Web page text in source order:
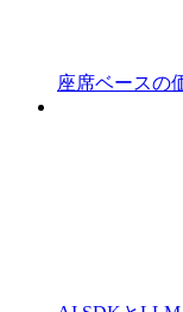
座席ベースの